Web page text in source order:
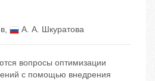
, А. А. Шкуратова
вопросы оптимизации
с помощью внедрения